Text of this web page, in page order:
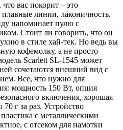
вас покорит – это
линии, лаконичность.
напоминает пулю с
Стоит ли говорить, что он
в стиле хай-тек. Но ведь вы
кофемолку, а не просто
Scarlett SL-1545 может
сочетаются внешний вид с
Все, что нужно для
мощность 150 Вт, опция
включения, хорошая
г за раз. Устройство
с металлическими
с отсеком для намотки